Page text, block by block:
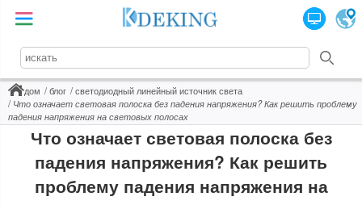
дом блог
светодиодный линейный источник света
Что означает световая полоска без падения напряжения? Как решить проблему
падения напряжения на световых полосах
Что означает световая полоска без
падения напряжения? Как решить
проблему падения напряжения на